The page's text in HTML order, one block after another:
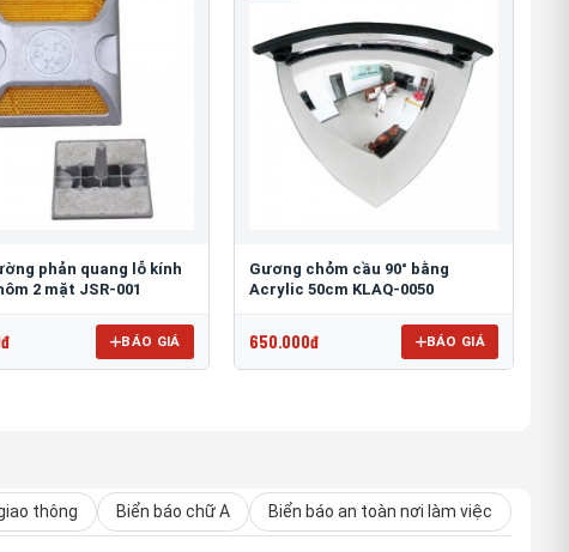
phản quang lỗ kính
2 mặt JSR-001
BÁO GIÁ
Gương chỏm cầu 90° bằng
Acrylic 50cm KLAQ-0050
650.000đ BÁO GIÁ
thông Biển báo chữ A Biển báo an toàn nơi làm việc